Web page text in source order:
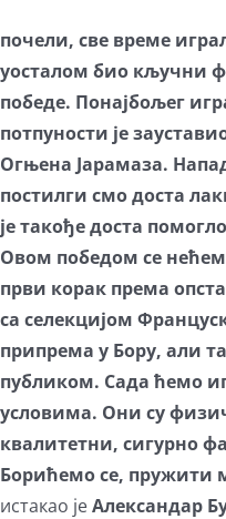
почели, све време
уосталом био кључни
победе. Понајбољег
потпуности је
Огњена Јарамаза.
постилги смо доста
је такође доста
Овом победом се
први корак према
са селекцијом
припрема у Бору, али
публиком. Сада ћемо
условима. Они су
квалитетни, сигурно
Борићемо се, пружити
истакао јеАлександар